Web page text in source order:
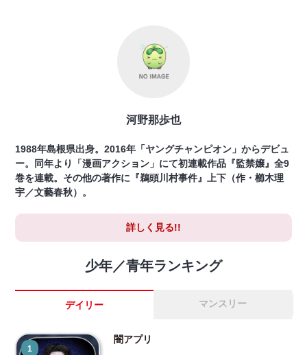
河野那歩也
1988年島根県出身。2016年「ヤングチャンピオン」からデビュ
ー。同年より「漫画アクション」にて初連載作品『監禁嬢』全9
巻を連載。その他の著作に『鵜頭川村事件』上下（作・櫛木理
宇／文藝春秋）。
詳しく見る!!
少年／青年ランキング
デイリー マンスリー
1
闇アプリ